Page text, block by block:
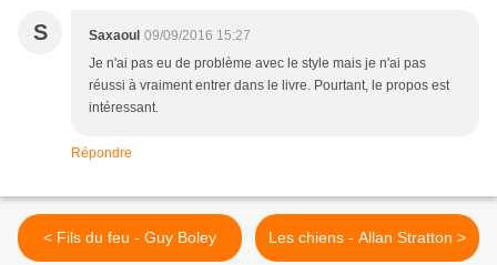
S Saxaoul 09/09/2016 15:27
Je n'ai pas eu de problème avec le style mais je n'ai pas
réussi à vraiment entrer dans le livre. Pourtant, le propos est
intéressant.
Répondre
< Fils du feu - Guy Boley Les chiens - Allan Stratton >